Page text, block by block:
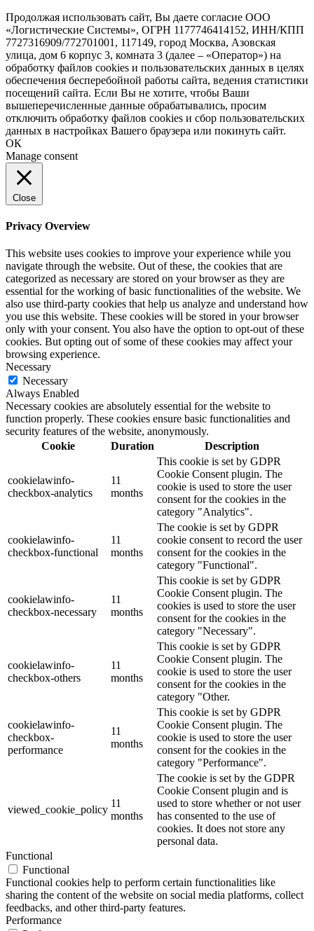
Продолжая использовать сайт, Вы даете согласие ООО
«Логистические Системы», ОГРН 1177746414152, ИНН/КПП
7727316909/772701001, 117149, город Москва, Азовская
улица, дом 6 корпус 3, комната 3 (далее – «Оператор») на
обработку файлов cookies и пользовательских данных в целях
обеспечения бесперебойной работы сайта, ведения статистики
посещений сайта. Если Вы не хотите, чтобы Ваши
вышеперечисленные данные обрабатывались, просим
отключить обработку файлов cookies и сбор пользовательских
данных в настройках Вашего браузера или покинуть сайт.
ОК
Manage consent
Close
Privacy Overview
This website uses cookies to improve your experience while you
navigate through the website. Out of these, the cookies that are
categorized as necessary are stored on your browser as they are
essential for the working of basic functionalities of the website. We
also use third-party cookies that help us analyze and understand how
you use this website. These cookies will be stored in your browser
only with your consent. You also have the option to opt-out of these
cookies. But opting out of some of these cookies may affect your
browsing experience.
Necessary
Necessary
Always Enabled
Necessary cookies are absolutely essential for the website to
function properly. These cookies ensure basic functionalities and
security features of the website, anonymously.
Cookie
Duration Description
cookielawinfo-
checkbox-analytics
11
months
This cookie is set by GDPR
Cookie Consent plugin. The
cookie is used to store the user
consent for the cookies in the
category "Analytics".
cookielawinfo-
checkbox-functional
11
months
The cookie is set by GDPR
cookie consent to record the user
consent for the cookies in the
category "Functional".
cookielawinfo-
checkbox-necessary
11
months
This cookie is set by GDPR
Cookie Consent plugin. The
cookies is used to store the user
consent for the cookies in the
category "Necessary".
cookielawinfo-
checkbox-others
11
months
This cookie is set by GDPR
Cookie Consent plugin. The
cookie is used to store the user
consent for the cookies in the
category "Other.
cookielawinfo-
checkbox-
performance
11
months
This cookie is set by GDPR
Cookie Consent plugin. The
cookie is used to store the user
consent for the cookies in the
category "Performance".
viewed_cookie_policy
11
months
The cookie is set by the GDPR
Cookie Consent plugin and is
used to store whether or not user
has consented to the use of
cookies. It does not store any
personal data.
Functional
Functional
Functional cookies help to perform certain functionalities like
sharing the content of the website on social media platforms, collect
feedbacks, and other third-party features.
Performance